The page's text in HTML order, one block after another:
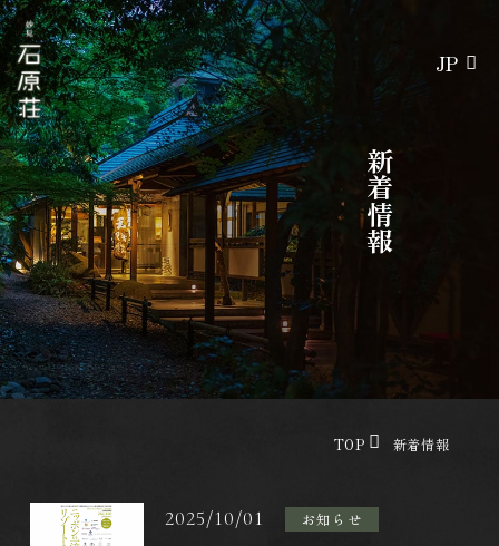
JP
TOP
妙見石原荘の湯
湯めぐり
客室
石蔵
本館和室特別室
新着情報
TOP 新着情報
2025/10/01 お知らせ